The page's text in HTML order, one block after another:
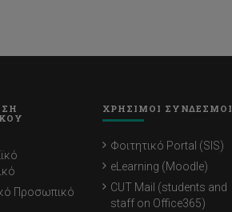
Προσωπικό
ΧΡΗΣΙΜΟΙ ΣΥΝΔΕΣΜΟΙ
Φοιτητικό Portal (SIS)
eLearning (Moodle)
CUT Mail (students and
staff on Office365)